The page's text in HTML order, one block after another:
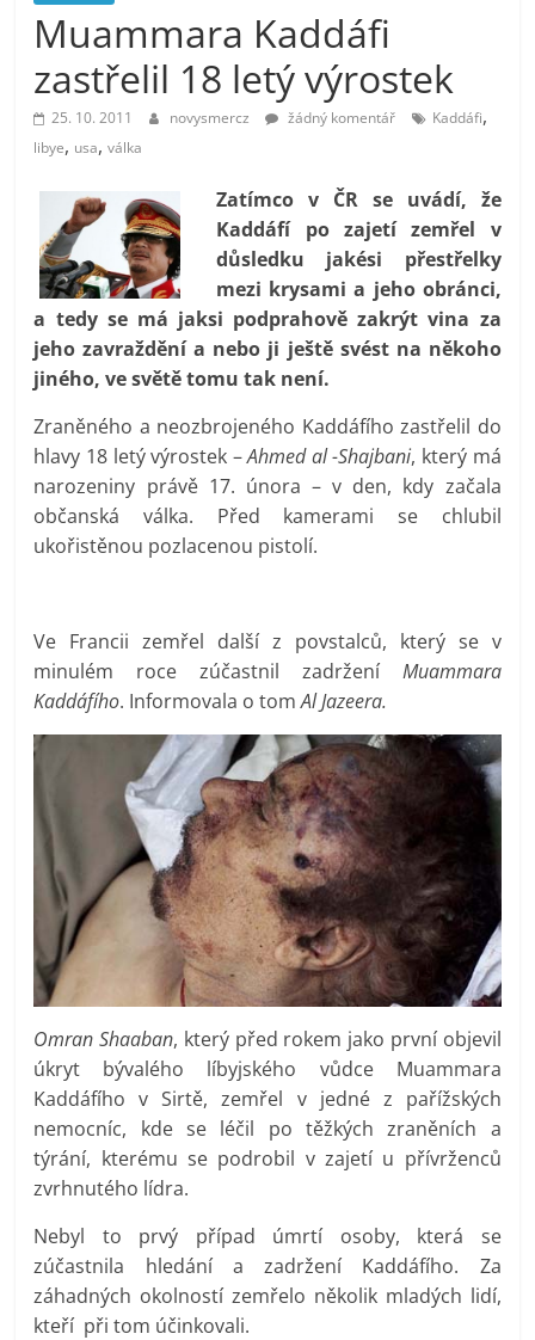
prospívá?
Muammara Kaddáfi
zastřelil 18 letý výrostek
25. 10. 2011 novysmercz žádný komentář Kaddáfi,
libye, usa,válka
Zatímco v ČR se uvádí, že
Kaddáfí po zajetí zemřel v
důsledku jakési přestřelky
mezi krysami a jeho obránci,
a tedy se má jaksi podprahově zakrýt vina za
jeho zavraždění a nebo ji ještě svést na někoho
jiného, ve světě tomu tak není.
Zraněného a neozbrojeného Kaddáfího zastřelil do
hlavy 18 letý výrostek –Ahmed al -Shajbani, který má
narozeniny právě 17. února – v den, kdy začala
občanská válka. Před kamerami se chlubil
ukořistěnou pozlacenou pistolí.
Ve Francii zemřel další z povstalců, který se v
minulém roce zúčastnil zadržení Muammara
Kaddáfího. Informovala o tomAl Jazeera.
Omran Shaaban, který před rokem jako první objevil
úkryt bývalého líbyjského vůdce Muammara
Kaddáfího v Sirtě, zemřel v jedné z pařížských
nemocníc, kde se léčil po těžkých zraněních a
týrání, kterému se podrobil v zajetí u přívrženců
zvrhnutého lídra.
Nebyl to prvý případ úmrtí osoby, která se
zúčastnila hledání a zadržení Kaddáfího. Za
záhadných okolností zemřelo několik mladých lidí,
kteří při tom účinkovali.